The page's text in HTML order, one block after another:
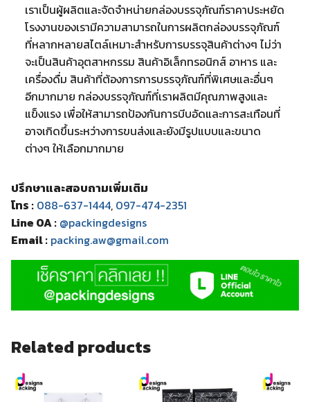
เราเป็นผู้ผลิตและจัดจำหน่ายกล่องบรรจุภัณฑ์ราคาประหยัด
โรงงานของเรามีความสามารถในการผลิตกล่องบรรจุภัณฑ์
ที่หลากหลายสไตล์เหมาะสำหรับการบรรจุสินค้าต่างๆ ไม่ว่า
จะเป็นสินค้าอุตสาหกรรม สินค้าอิเล็กทรอนิกส์ อาหาร และ
เครื่องดื่ม สินค้าที่ต้องการการบรรจุภัณฑ์ที่พิเศษและอื่นๆ
อีกมากมาย กล่องบรรจุภัณฑ์ที่เราผลิตมีคุณภาพสูงและ
แข็งแรง เพื่อให้สามารถป้องกันการบีบอัดและการสะเทือนที่
อาจเกิดขึ้นระหว่างการขนส่งและยังมีรูปแบบและขนาด
ต่างๆ ให้เลือกมากมาย
ปรึกษาและสอบถามเพิ่มเติม
โทร : 088-637-1444, 097-474-2351
Line OA : @packingdesigns
Email : packing.aw@gmail.com
Related products